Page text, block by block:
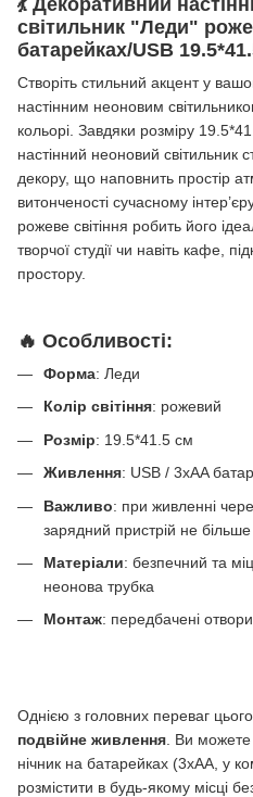
💃 Декоративний
світильник "Леди"
батарейках/USB
Створіть стильний акцент у
настінним неоновим
кольорі. Завдяки розміру
настінний неоновий світильник
декору, що наповнить простір
витонченості сучасному
рожеве світіння робить його
творчої студії чи навіть кафе,
простору.
🔥 Особливості:
Форма: Леди
Колір світіння: рожевий
Розмір: 19.5*41.5 см
Живлення: USB / 3xAA
Важливо: при живленні
зарядний пристрій не
Матеріали: безпечний та
неонова трубка
Монтаж: передбачені
Однією з головних переваг цього
подвійне живлення . Ви
нічник на батарейках (3xAA, у
розмістити в будь-якому місці